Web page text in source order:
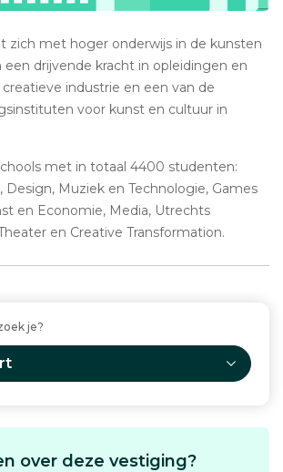
zich met hoger onderwijs in de kunsten
een drijvende kracht in opleidingen en
industrie en een van de
voor kunst en cultuur in
met in totaal 4400 studenten:
Design, Muziek en Technologie, Games
en Economie, Media, Utrechts
en Creative Transformation.
je?
over deze vestiging?